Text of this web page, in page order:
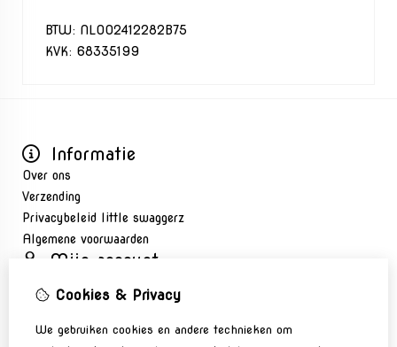
BTW: NL002412282B75
KVK: 68335199
Informatie
Over ons
Verzending
Privacybeleid little swaggerz
Algemene voorwaarden
Mijn account
Bestelhistorie
Nieuwsbrief
Cookies & Privacy
We gebruiken cookies en andere technieken om